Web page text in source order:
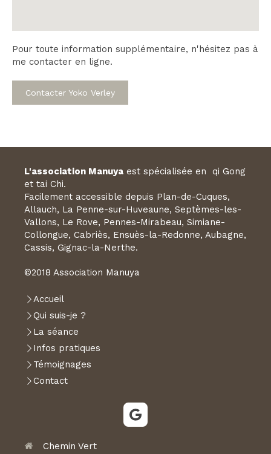
Pour toute information supplémentaire, n'hésitez pas à
me contacter en ligne.
Contacter Yoko Verley
L'association Manuya est spécialisée en qi Gong
et tai Chi.
Facilement accessible depuis Plan-de-Cuques,
Allauch, La Penne-sur-Huveaune, Septèmes-les-
Vallons, Le Rove, Pennes-Mirabeau, Simiane-
Collongue, Cabriès, Ensuès-la-Redonne, Aubagne,
Cassis, Gignac-la-Nerthe.
©2018 Association Manuya
Accueil
Qui suis-je ?
La séance
Infos pratiques
Témoignages
Contact
Chemin Vert